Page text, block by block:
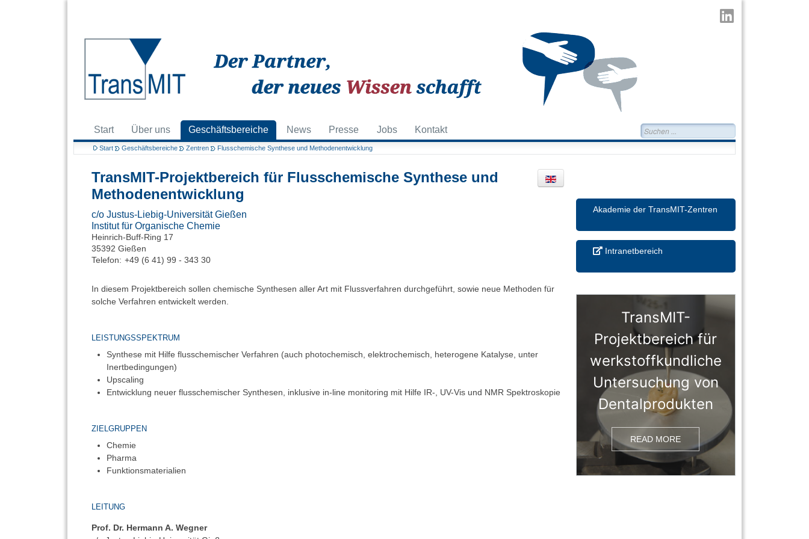
Start Über uns Geschäftsbereiche News Presse Jobs Kontakt Suchen...
Start Geschäftsbereiche Zentren Flusschemische Synthese und Methodenentwicklung
Akademie der TransMIT-Zentren
Intranetbereich
TransMIT-
Projektbereich für
werkstoffkundliche
Untersuchung von
Dentalprodukten
READ MORE
TransMIT-Projektbereich für Flusschemische Synthese und
Methodenentwicklung
c/o Justus-Liebig-Universität Gießen
Institut für Organische Chemie
Heinrich-Buff-Ring 17
35392 Gießen
Telefon: +49 (6 41) 99 - 343 30
In diesem Projektbereich sollen chemische Synthesen aller Art mit Flussverfahren durchgeführt, sowie neue Methoden für
solche Verfahren entwickelt werden.
LEISTUNGSSPEKTRUM
Synthese mit Hilfe flusschemischer Verfahren (auch photochemisch, elektrochemisch, heterogene Katalyse, unter
Inertbedingungen)
Upscaling
Entwicklung neuer flusschemischer Synthesen, inklusive in-line monitoring mit Hilfe IR-, UV-Vis und NMR Spektroskopie
ZIELGRUPPEN
Chemie
Pharma
Funktionsmaterialien
LEITUNG
Prof. Dr. Hermann A. Wegner